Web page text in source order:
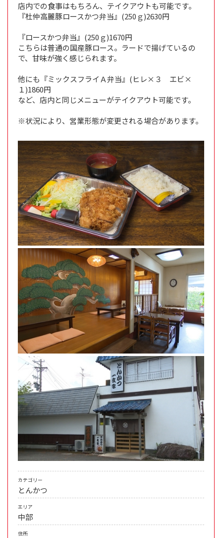
店内での食事はもちろん、テイクアウトも可能です。
『杜仲高麗豚ロースかつ弁当』(250ｇ)2630円
『ロースかつ弁当』(250ｇ)1670円
こちらは普通の国産豚ロース。ラードで揚げているの
で、甘味が強く感じられます。
他にも『ミックスフライＡ弁当』(ヒレ×３ エビ×
１)1860円
など、店内と同じメニューがテイクアウト可能です。
※状況により、営業形態が変更される場合があります。
カテゴリー
とんかつ
エリア
中部
住所